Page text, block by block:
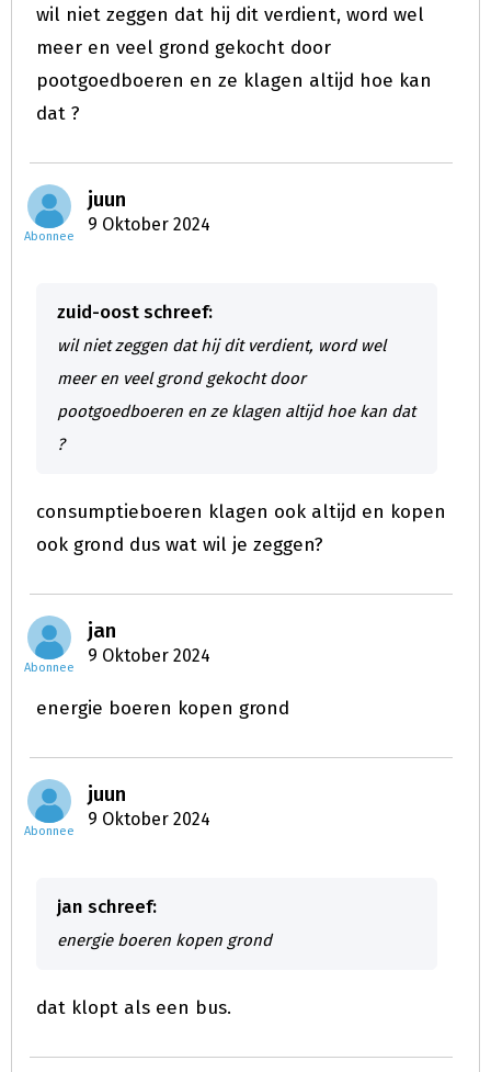
wil niet zeggen dat hij dit verdient, word wel
meer en veel grond gekocht door
pootgoedboeren en ze klagen altijd hoe kan
dat ?
Abonnee
juun
9 Oktober 2024
zuid-oost schreef:
wil niet zeggen dat hij dit verdient, word wel
meer en veel grond gekocht door
pootgoedboeren en ze klagen altijd hoe kan dat
?
consumptieboeren klagen ook altijd en kopen
ook grond dus wat wil je zeggen?
Abonnee
jan
9 Oktober 2024
energie boeren kopen grond
Abonnee
juun
9 Oktober 2024
jan schreef:
energie boeren kopen grond
dat klopt als een bus.